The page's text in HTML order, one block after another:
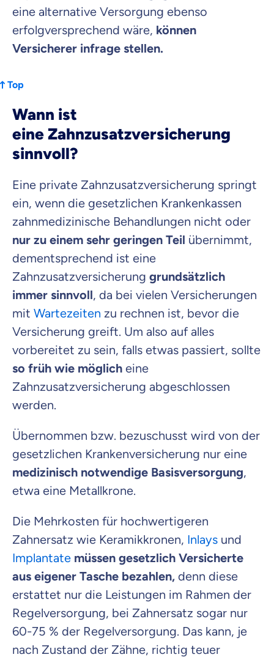
eine alternative Versorgung ebenso
erfolgversprechend wäre, können
Versicherer infrage stellen.
Top
Wann ist
eine Zahnzusatzversicherung
sinnvoll?
Eine private Zahnzusatzversicherung springt
ein, wenn die gesetzlichen Krankenkassen
zahnmedizinische Behandlungen nicht oder
nur zu einem sehr geringen Teil übernimmt,
dementsprechend ist eine
Zahnzusatzversicherung grundsätzlich
immer sinnvoll, da bei vielen Versicherungen
mit Wartezeiten zu rechnen ist, bevor die
Versicherung greift. Um also auf alles
vorbereitet zu sein, falls etwas passiert, sollte
so früh wie möglich eine
Zahnzusatzversicherung abgeschlossen
werden.
Übernommen bzw. bezuschusst wird von der
gesetzlichen Krankenversicherung nur eine
medizinisch notwendige Basisversorgung,
etwa eine Metallkrone.
Die Mehrkosten für hochwertigeren
Zahnersatz wie Keramikkronen, Inlays und
Implantate müssen gesetzlich Versicherte
aus eigener Tasche bezahlen, denn diese
erstattet nur die Leistungen im Rahmen der
Regelversorgung, bei Zahnersatz sogar nur
60-75 % der Regelversorgung. Das kann, je
nach Zustand der Zähne, richtig teuer